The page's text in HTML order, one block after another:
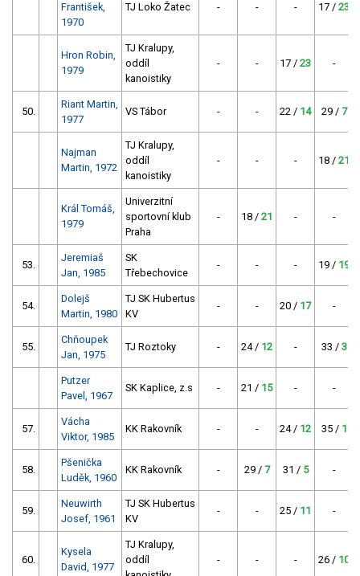
František,
1970
TJ Loko Žatec - - - 17 / 23
Hron Robin,
1979
TJ Kralupy,
oddíl
kanoistiky
- - 17 / 23 -
50.
Riant Martin,
1977
VS Tábor - - 22 / 14 29 / 7
Najman
Martin, 1972
TJ Kralupy,
oddíl
kanoistiky
- - - 18 / 21
Král Tomáš,
1979
Univerzitní
sportovní klub
Praha
- 18 / 21 - -
53.
Jeremiaš
Jan, 1985
SK
Třebechovice
- - - 19 / 19
54.
Dolejš
Martin, 1980
TJ SK Hubertus
KV
- - 20 / 17 -
55.
Chňoupek
Jan, 1975
TJ Roztoky - 24 / 12 - 33 / 3
Putzer
Pavel, 1967
SK Kaplice, z.s - 21 / 15 - -
57.
Vácha
Viktor, 1985
KK Rakovník - - 24 / 12 35 / 1
58.
Pšenička
Luděk, 1960
KK Rakovník - 29 / 7 31 / 5 -
59.
Neuwirth
Josef, 1961
TJ SK Hubertus
KV
- - 25 / 11 -
60.
Kysela
David, 1977
TJ Kralupy,
oddíl
- - - 26 / 10